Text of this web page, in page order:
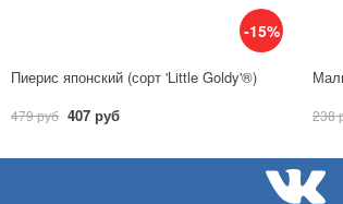
-15%
Пиерис японский (сорт 'Little Goldy'®)
479 руб 407 руб 238